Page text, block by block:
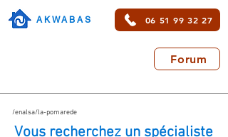
AKWABAS 06 51 99 32 27
Forum
/enalsa/la-pomarede
Vous recherchez un spécialiste